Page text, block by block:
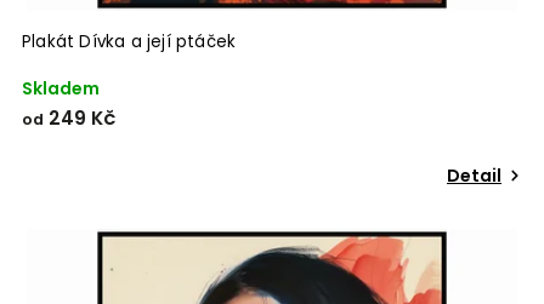
Plakát Dívka a její ptáček
Skladem
od 249 Kč
Detail